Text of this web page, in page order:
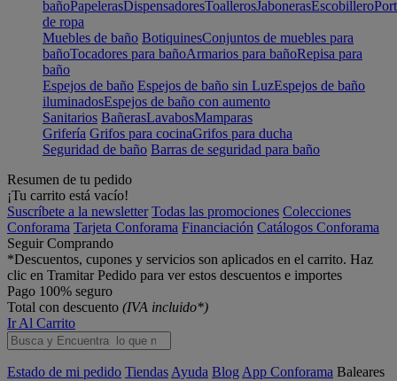
bañoPapelerasDispensadoresToallerosJabonerasEscobillero
de ropa
Muebles de baño BotiquinesConjuntos de muebles para
bañoTocadores para bañoArmarios para bañoRepisa para
baño
Espejos de baño Espejos de baño sin LuzEspejos de baño
iluminadosEspejos de baño con aumento
Sanitarios BañerasLavabosMamparas
Grifería Grifos para cocinaGrifos para ducha
Seguridad de baño Barras de seguridad para baño
Resumen de tu pedido
¡Tu carrito está vacío!
Suscríbete a la newsletter Todas las promociones Colecciones
Conforama Tarjeta Conforama Financiación Catálogos Conforama
Seguir Comprando
*Descuentos, cupones y servicios son aplicados en el carrito. Haz
clic en Tramitar Pedido para ver estos descuentos e importes
Pago 100% seguro
Total con descuento (IVA incluido*)
Ir Al Carrito
Estado de mi pedido Tiendas Ayuda Blog App Conforama Baleares